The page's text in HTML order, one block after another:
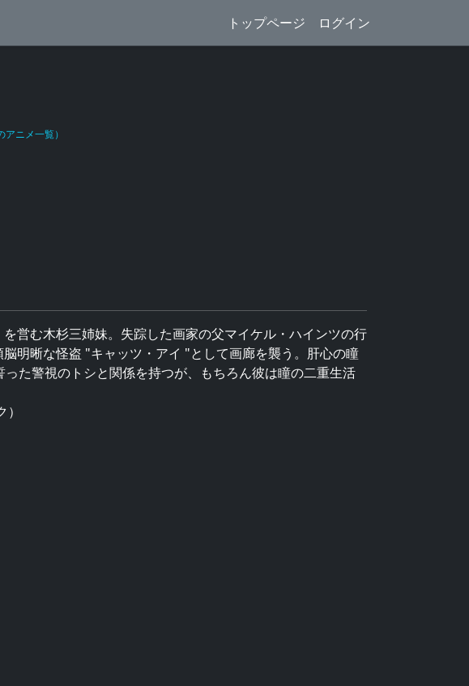
トップページ ログイン
アニメ一覧）
営む木杉三姉妹。失踪した画家の父マイケル・ハインツの行
明晰な怪盗 "キャッツ・アイ "として画廊を襲う。肝心の瞳
た警視のトシと関係を持つが、もちろん彼は瞳の二重生活